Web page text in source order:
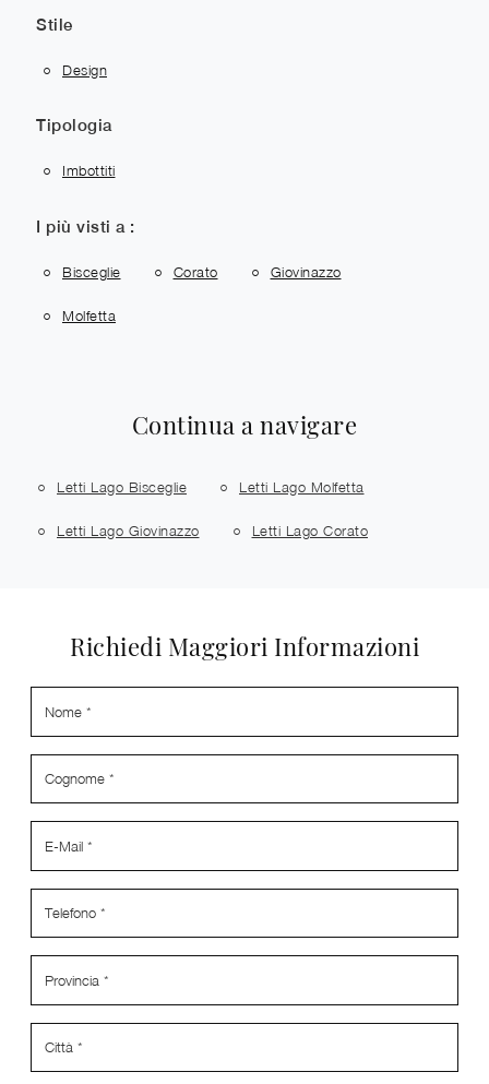
Stile
Design
Tipologia
Imbottiti
I più visti a :
Bisceglie Corato Giovinazzo
Molfetta
Continua a navigare
Letti Lago Bisceglie Letti Lago Molfetta
Letti Lago Giovinazzo Letti Lago Corato
Richiedi Maggiori Informazioni